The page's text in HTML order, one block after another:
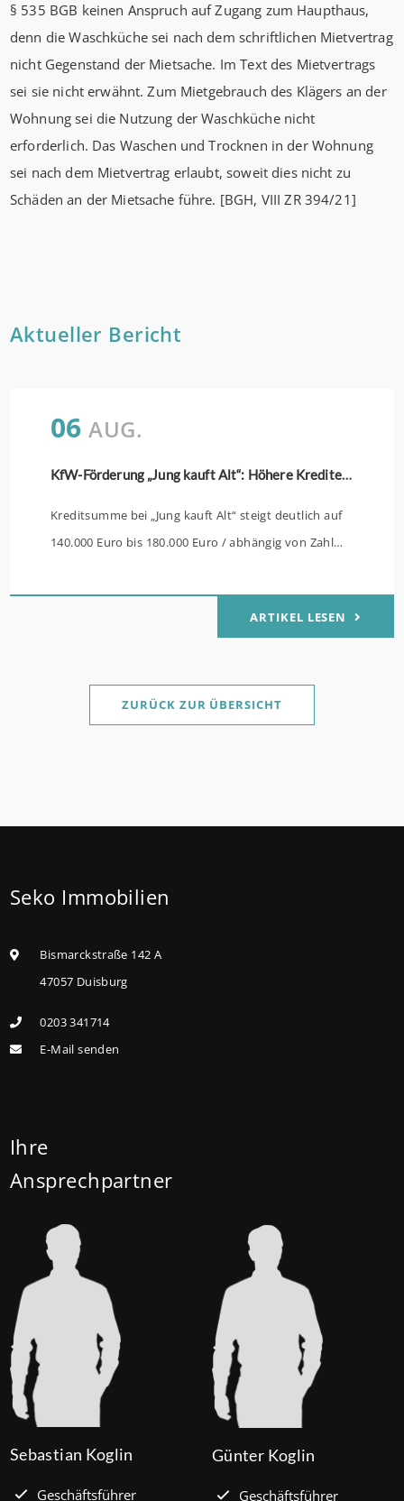
§ 535 BGB keinen Anspruch auf Zugang zum Haupthaus,
denn die Waschküche sei nach dem schriftlichen Mietvertrag
nicht Gegenstand der Mietsache. Im Text des Mietvertrags
sei sie nicht erwähnt. Zum Mietgebrauch des Klägers an der
Wohnung sei die Nutzung der Waschküche nicht
erforderlich. Das Waschen und Trocknen in der Wohnung
sei nach dem Mietvertrag erlaubt, soweit dies nicht zu
Schäden an der Mietsache führe. [BGH, VIII ZR 394/21]
Aktueller Bericht
06 AUG.
KfW-Förderung „Jung kauft Alt“: Höhere Kredite ab August 2026
Kreditsumme bei „Jung kauft Alt“ steigt deutlich auf
140.000 Euro bis 180.000 Euro / abhängig von Zahl
verbilligt: Heutiger Zins bei 0,53 Prozent effektiv bei
35 Jahren Laufzeit und 10 Jahren Zinsbindung
Sanierung in Einzelmaßnahmen ab sofort möglich
kaufen, die sie selbst bewohnen und sanieren,
höheren Kreditbetrag bei der KfW beantragen. Für
Familien mit einem Kind steigt der
Euro, für Familien mit zwei Kindern auf 160.000 Euro
(vorher: 125.000 Euro) und für Familien mit drei und
Heute liegt der Zinssatz für ein Darlehen mit 35
Prozent effektiv. (mehr …)
ARTIKEL LESEN
ZURÜCK ZUR ÜBERSICHT
Seko Immobilien
Bismarckstraße 142 A
47057 Duisburg
0203 341714
E-Mail senden
Ihre
Ansprechpartner
Sebastian Koglin
Geschäftsführer
Günter Koglin
Geschäftsführer